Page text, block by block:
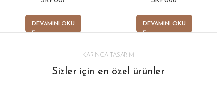
DEVAMINI OKU DEVAMINI OKU
KARINCA TASARIM
Sizler için en özel ürünler